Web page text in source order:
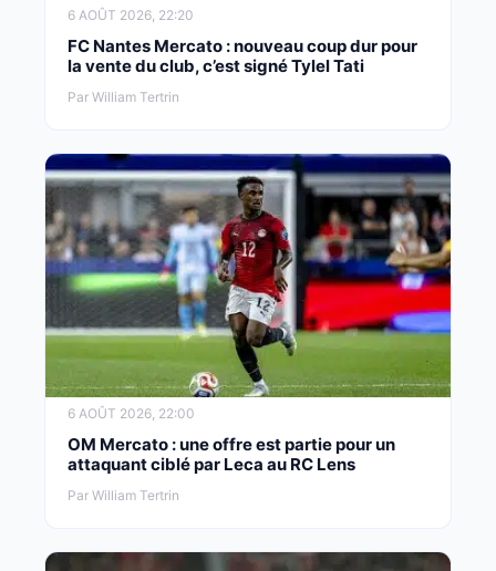
6 AOÛT 2026, 22:20
FC Nantes Mercato : nouveau coup dur pour
la vente du club, c’est signé Tylel Tati
Par William Tertrin
6 AOÛT 2026, 22:00
OM Mercato : une offre est partie pour un
attaquant ciblé par Leca au RC Lens
Par William Tertrin